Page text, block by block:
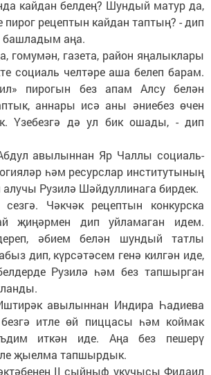
кайдан белдең? Шундый матур да,
рецептын кайдан таптың? - дип
башладым аңа.
гомумән, газета, район яңалыклары
социаль челтәре аша белеп барам.
пирогын без апам Алсу белән
аннары исә аны әниебез өчен
Үзебезгә дә ул бик ошады, - дип
авылыннан Яр Чаллы социаль-
һәм ресурслар институтының
Рузилә Шәйдуллинага бирдек.
Чәкчәк рецептын конкурска
җиңәрмен дип уйламаган идем.
әбием белән шундый татлы
дип, күрсәтәсем генә килгән иде,
Рузилә һәм без тапшырган
авылыннан Индира Һадиева
итле өй пиццасы һәм коймак
иткән иде. Аңа без пешерү
җыелма тапшырдык.
II сыйныф укучысы Фидаил